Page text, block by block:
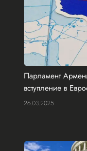
Парламент
вступление в
26.03.2025